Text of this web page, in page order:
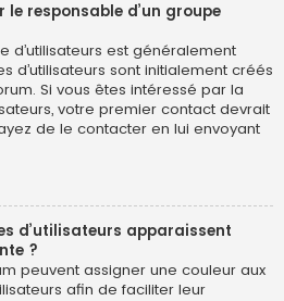
responsable d’un groupe
d’utilisateurs est généralement
d’utilisateurs sont initialement créés
Si vous êtes intéressé par la
votre premier contact devrait
de le contacter en lui envoyant
d’utilisateurs apparaissent
?
peuvent assigner une couleur aux
afin de faciliter leur